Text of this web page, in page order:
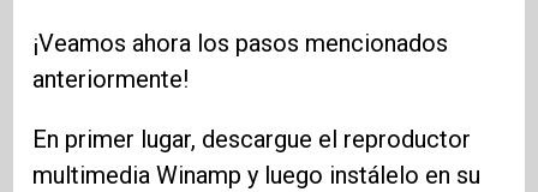
¡Veamos ahora los pasos mencionados
anteriormente!
En primer lugar, descargue el reproductor
multimedia Winamp y luego instálelo en su